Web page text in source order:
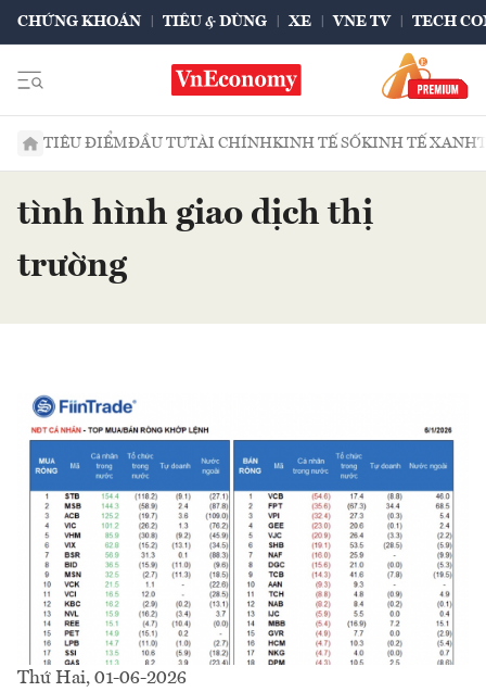
CHỨNG KHOÁN TIÊU & DÙNG XE VNE TV TECH
TIÊU ĐIỂMĐẦU TƯTÀI CHÍNHKINH TẾ SỐKINH TẾ XANH
tình hình giao dịch thị
trường
Thứ Hai, 01-06-2026